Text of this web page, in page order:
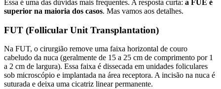
Essa é uma das dúvidas mais frequentes. A resposta curta: a FUE é
superior na maioria dos casos. Mas vamos aos detalhes.
FUT (Follicular Unit Transplantation)
Na FUT, o cirurgião remove uma faixa horizontal de couro
cabeludo da nuca (geralmente de 15 a 25 cm de comprimento por 1
a 2 cm de largura). Essa faixa é dissecada em unidades foliculares
sob microscópio e implantada na área receptora. A incisão na nuca é
suturada e deixa uma cicatriz linear permanente.